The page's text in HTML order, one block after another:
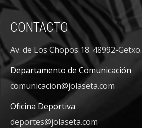
CONTACTO
Av. de Los Chopos 18. 48992-Getxo.
Departamento de Comunicación
comunicacion@jolaseta.com
Oficina Deportiva
deportes@jolaseta.com